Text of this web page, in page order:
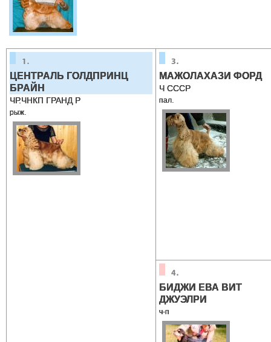
ЦЕНТРАЛЬ ГОЛДПРИНЦ
БРАЙН
ЧР.ЧНКП ГРАНД Р
рыж.
МАЖОЛАХАЗИ ФОРД
Ч СССР
пал.
БИДЖИ ЕВА ВИТ
ДЖУЭЛРИ
ч-п